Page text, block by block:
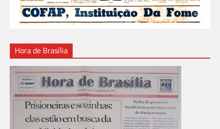
Hora de Brasília